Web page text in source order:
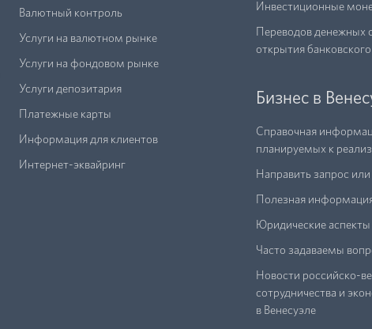
Валютный контроль
Услуги на валютном рынке
Услуги на фондовом рынке
Услуги депозитария
Платежные карты
Информация для клиентов
Интернет-эквайринг
Инвестиционные
Переводов денежных
открытия банковского
Бизнес в
Справочная
планируемых к
Направить запрос
Полезная
Юридические аспекты
Часто задаваемы
Новости российско-
сотрудничества и
в Венесуэле